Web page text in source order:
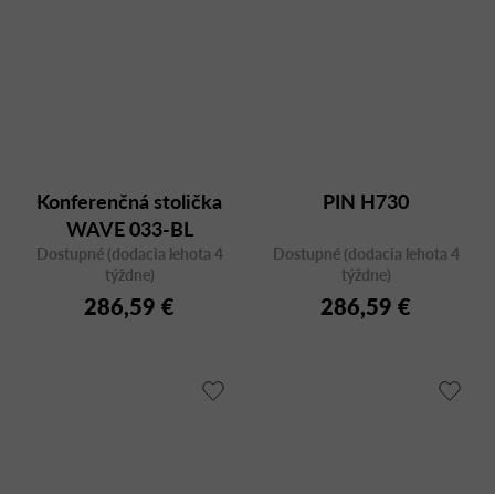
Konferenčná stolička
WAVE 033-BL
Dostupné (dodacia lehota 4
týždne)
286,59 €
PIN H730
Dostupné (dodacia lehota 4
týždne)
286,59 €